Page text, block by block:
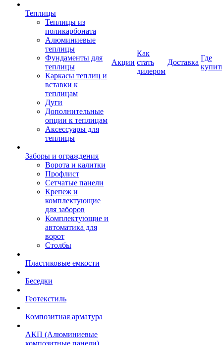
Теплицы
Теплицы из
поликарбоната
Алюминиевые
теплицы
Фундаменты для
теплицы
Каркасы теплиц и
вставки к
теплицам
Дуги
Дополнительные
опции к теплицам
Аксессуары для
теплицы
Заборы и ограждения
Ворота и калитки
Профлист
Сетчатые панели
Крепеж и
комплектующие
для заборов
Комплектующие и
автоматика для
ворот
Столбы
Пластиковые емкости
Беседки
Геотекстиль
Композитная арматура
АКП (Алюминиевые
композитные панели)
Акции
Как
стать
дилером
Доставка
Где